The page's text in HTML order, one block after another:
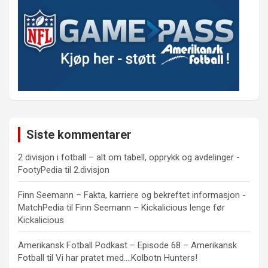
Siste kommentarer
2 divisjon i fotball – alt om tabell, opprykk og avdelinger -
FootyPedia til 2.divisjon
Finn Seemann – Fakta, karriere og bekreftet informasjon -
MatchPedia til Finn Seemann – Kickalicious lenge før
Kickalicious
Amerikansk Fotball Podkast – Episode 68 – Amerikansk
Fotball til Vi har pratet med….Kolbotn Hunters!